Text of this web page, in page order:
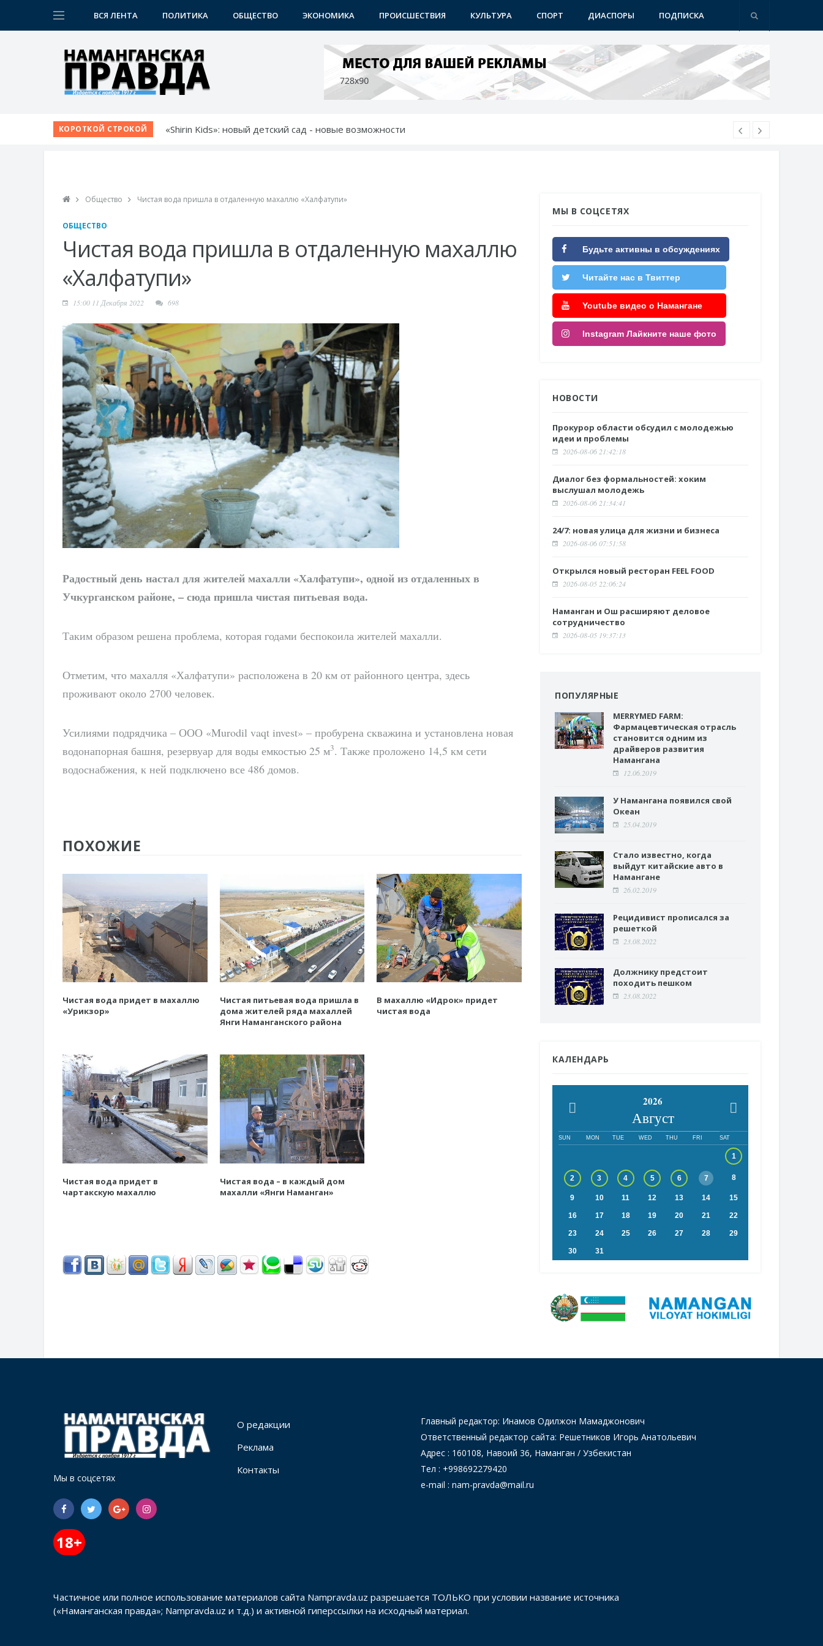
ВСЯ ЛЕНТА ПОЛИТИКА ОБЩЕСТВО ЭКОНОМИКА ПРОИСШЕСТВИЯ КУЛЬТУРА СПОРТ ДИАСПОРЫ ПОДПИСКА
КОРОТКОЙ СТРОКОЙ
«Shirin Kids»: новый детский сад - новые возможности
Диалог без формальностей: хоким выслушал молодежь
Общество Чистая вода пришла в отдаленную махаллю «Халфатупи»
ОБЩЕСТВО
Чистая вода пришла в отдаленную махаллю
«Халфатупи»
15:00 11 Декабря 2022 698
Радостный день настал для жителей махалли «Халфатупи», одной из отдаленных в
Учкурганском районе, – сюда пришла чистая питьевая вода.
Таким образом решена проблема, которая годами беспокоила жителей махалли.
Отметим, что махалля «Халфатупи» расположена в 20 км от районного центра, здесь
проживают около 2700 человек.
Усилиями подрядчика – ООО «Murodil vaqt invest» – пробурена скважина и установлена новая
водонапорная башня, резервуар для воды емкостью 25 м3. Также проложено 14,5 км сети
водоснабжения, к ней подключено все 486 домов.
ПОХОЖИЕ
Чистая вода придет в махаллю
«Урикзор»
Чистая питьевая вода пришла в
дома жителей ряда махаллей
Янги Наманганского района
В махаллю «Идрок» придет
чистая вода
Чистая вода придет в
чартакскую махаллю
Чистая вода – в каждый дом
махалли «Янги Наманган»
МЫ В СОЦСЕТЯХ
Будьте активны в обсуждениях
Читайте нас в Твиттер
Youtube видео о Намангане
Instagram Лайкните наше фото
НОВОСТИ
Прокурор области обсудил с молодежью
идеи и проблемы
2026-08-06 21:42:18
Диалог без формальностей: хоким
выслушал молодежь
2026-08-06 21:34:41
24/7: новая улица для жизни и бизнеса
2026-08-06 07:51:58
Открылся новый ресторан FEEL FOOD
2026-08-05 22:06:24
Наманган и Ош расширяют деловое
сотрудничество
2026-08-05 19:37:13
ПОПУЛЯРНЫЕ
MERRYMED FARM:
Фармацевтическая отрасль
становится одним из
драйверов развития
Намангана
12.06.2019
У Намангана появился свой
Океан
25.04.2019
Стало известно, когда
выйдут китайские авто в
Намангане
26.02.2019
Рецидивист прописался за
решеткой
23.08.2022
Должнику предстоит
походить пешком
23.08.2022
КАЛЕНДАРЬ
2026
Август
SUN MON TUE WED THU FRI SAT
1
2 3 4 5 6 7 8
9 10 11 12 13 14 15
16 17 18 19 20 21 22
23 24 25 26 27 28 29
30 31
Мы в соцсетях
О редакции
Реклама
Контакты
Главный редактор: Инамов Одилжон Мамаджонович
Ответственный редактор сайта: Решетников Игорь Анатольевич
Адрес : 160108, Навоий 36, Наманган / Узбекистан
Тел : +998692279420
e-mail : nam-pravda@mail.ru
18+
Частичное или полное использование материалов сайта Nampravda.uz разрешается ТОЛЬКО при условии название источника
(«Наманганская правда»; Nampravda.uz и т.д.) и активной гиперссылки на исходный материал.